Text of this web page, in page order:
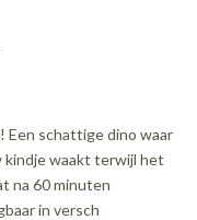
Een schattige dino waar
kindje waakt terwijl het
na 60 minuten
in versch